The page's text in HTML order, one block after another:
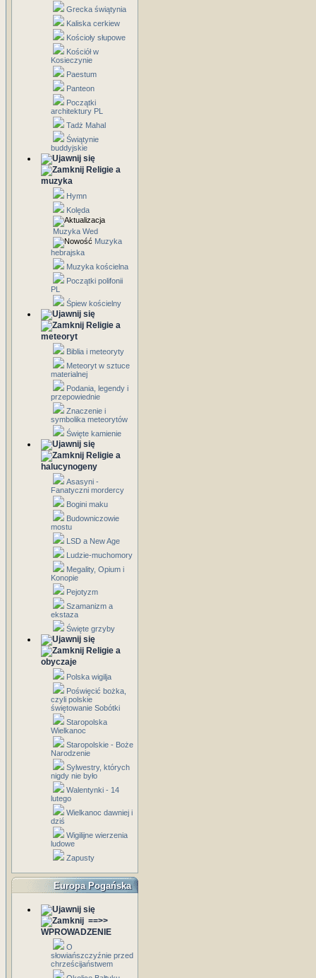
Grecka świątynia
Kaliska cerkiew
Kościoły słupowe
Kościół w
Kosieczynie
Paestum
Panteon
Początki
architektury PL
Tadż Mahal
Świątynie
buddyjskie
Religie a
muzyka
Hymn
Kolęda
Muzyka Wed
Muzyka
hebrajska
Muzyka kościelna
Początki polifonii
PL
Śpiew kościelny
Religie a
meteoryt
Biblia i meteoryty
Meteoryt w sztuce
materialnej
Podania, legendy i
przepowiednie
Znaczenie i
symbolika meteorytów
Święte kamienie
Religie a
halucynogeny
Asasyni -
Fanatyczni mordercy
Bogini maku
Budowniczowie
mostu
LSD a New Age
Ludzie-muchomory
Megality, Opium i
Konopie
Pejotyzm
Szamanizm a
ekstaza
Święte grzyby
Religie a
obyczaje
Polska wigilja
Poświęcić bożka,
czyli polskie
świętowanie Sobótki
Staropolska
Wielkanoc
Staropolskie - Boże
Narodzenie
Sylwestry, których
nigdy nie było
Walentynki - 14
lutego
Wielkanoc dawniej i
dziś
Wigilijne wierzenia
ludowe
Zapusty
Europa Pogańska
==>>
WPROWADZENIE
O
słowiańszczyźnie przed
chrześcijaństwem